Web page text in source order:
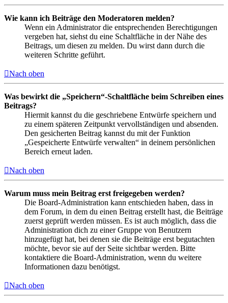
Wie kann ich Beiträge den Moderatoren melden?
Wenn ein Administrator die entsprechenden Berechtigungen
vergeben hat, siehst du eine Schaltfläche in der Nähe des
Beitrags, um diesen zu melden. Du wirst dann durch die
weiteren Schritte geführt.
Nach oben
Was bewirkt die „Speichern“-Schaltfläche beim Schreiben eines
Beitrags?
Hiermit kannst du die geschriebene Entwürfe speichern und
zu einem späteren Zeitpunkt vervollständigen und absenden.
Den gesicherten Beitrag kannst du mit der Funktion
„Gespeicherte Entwürfe verwalten“ in deinem persönlichen
Bereich erneut laden.
Nach oben
Warum muss mein Beitrag erst freigegeben werden?
Die Board-Administration kann entschieden haben, dass in
dem Forum, in dem du einen Beitrag erstellt hast, die Beiträge
zuerst geprüft werden müssen. Es ist auch möglich, dass die
Administration dich zu einer Gruppe von Benutzern
hinzugefügt hat, bei denen sie die Beiträge erst begutachten
möchte, bevor sie auf der Seite sichtbar werden. Bitte
kontaktiere die Board-Administration, wenn du weitere
Informationen dazu benötigst.
Nach oben